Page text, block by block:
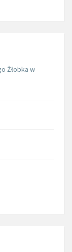
Żłobka w